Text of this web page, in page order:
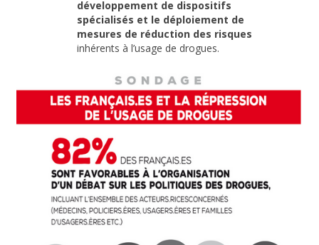
développement de dispositifs
spécialisés et le déploiement de
mesures de réduction des risques
inhérents à l’usage de drogues.